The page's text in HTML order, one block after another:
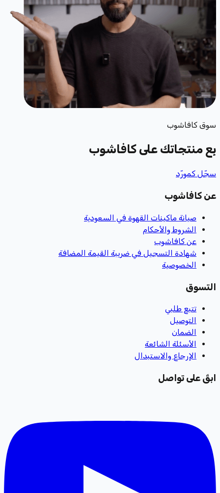
سوق كافاشوب
بِع منتجاتك على كافاشوب
سجّل كمورّد
عن كافاشوب
صيانة ماكينات القهوة في السعودية
الشروط والأحكام
عن كافاشوب
شهادة التسجيل في ضريبة القيمة المضافة
الخصوصية
التسوق
تتبع طلبي
التوصيل
الضمان
الأسئلة الشائعة
الإرجاع والاستبدال
ابقَ على تواصل